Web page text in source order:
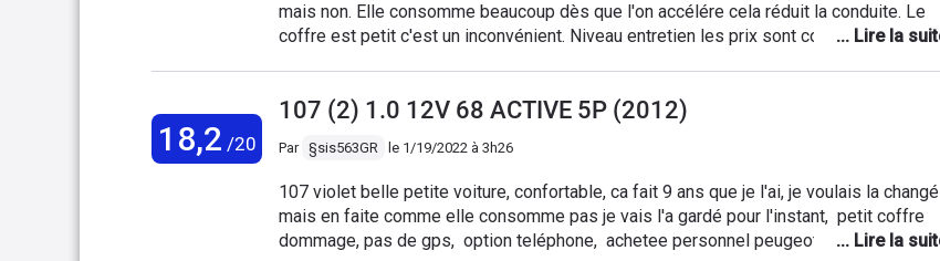
mais non. Elle consomme beaucoup dès que l'on accélére cela réduit la conduite. Le
coffre est petit c'est un inconvénient. Niveau entretien les prix sont corrects et le
qui sont sympas Je recommande en 2ème voiture ou pour 1 première voiture
c'est une jolie voiture. Salutations distingués
18,2 /20
107 (2) 1.0 12V 68 ACTIVE 5P (2012)
Par §sis563GR le 1/19/2022 à 3h26
107 violet belle petite voiture, confortable, ca fait 9 ans que je l'ai, je voulais la changé
mais en faite comme elle consomme pas je vais l'a gardé pour l'instant, petit coffre
dommage, pas de gps, option teléphone, achetee personnel peugeot à montbeliard